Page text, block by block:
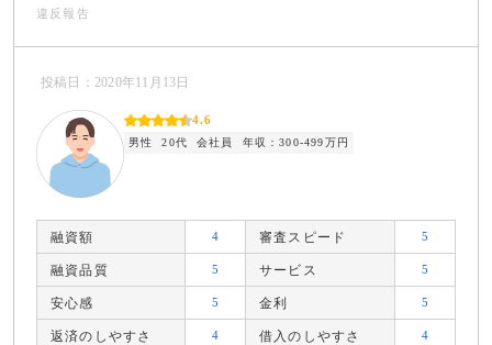
違反報告
投稿日：2020年11月13日
4.6
男性 20代 会社員 年収：300-499万円
融資額 4 審査スピード 5
融資品質 5 サービス 5
安心感 5 金利 5
返済のしやすさ 4 借入のしやすさ 4